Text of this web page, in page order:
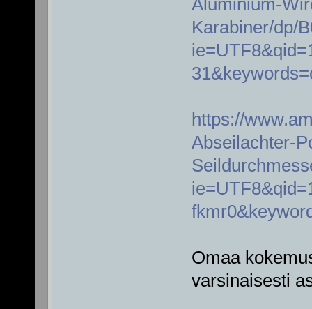
Aluminium-
Karabiner/dp/
https://
Abseilachter-
Omaa
varsinaisesti